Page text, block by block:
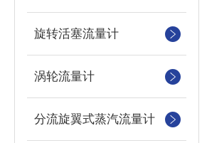
旋转活塞流量计
涡轮流量计
分流旋翼式蒸汽流量计